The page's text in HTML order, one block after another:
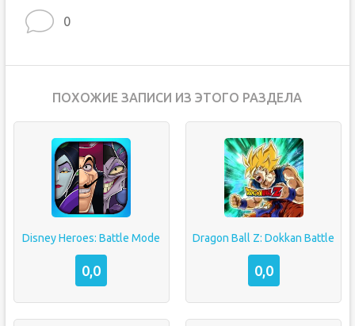
0
ПОХОЖИЕ ЗАПИСИ ИЗ ЭТОГО РАЗДЕЛА
Disney Heroes: Battle Mode
0,0
Dragon Ball Z: Dokkan Battle
0,0